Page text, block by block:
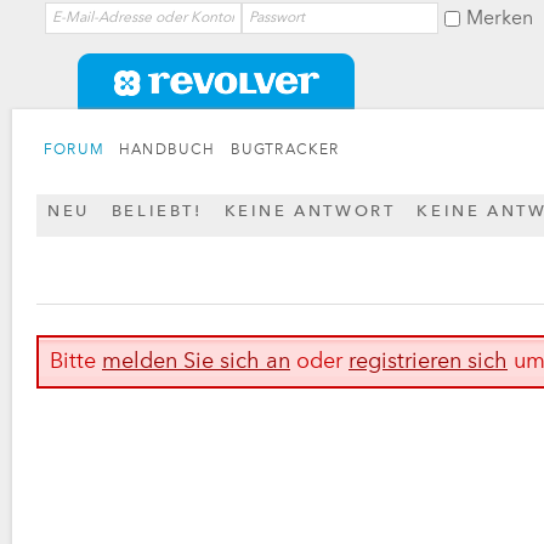
Merken
FORUM HANDBUCH BUGTRACKER
NEU BELIEBT! KEINE ANTWORT KEINE
Bitte melden Sie sich an oder registrieren sich